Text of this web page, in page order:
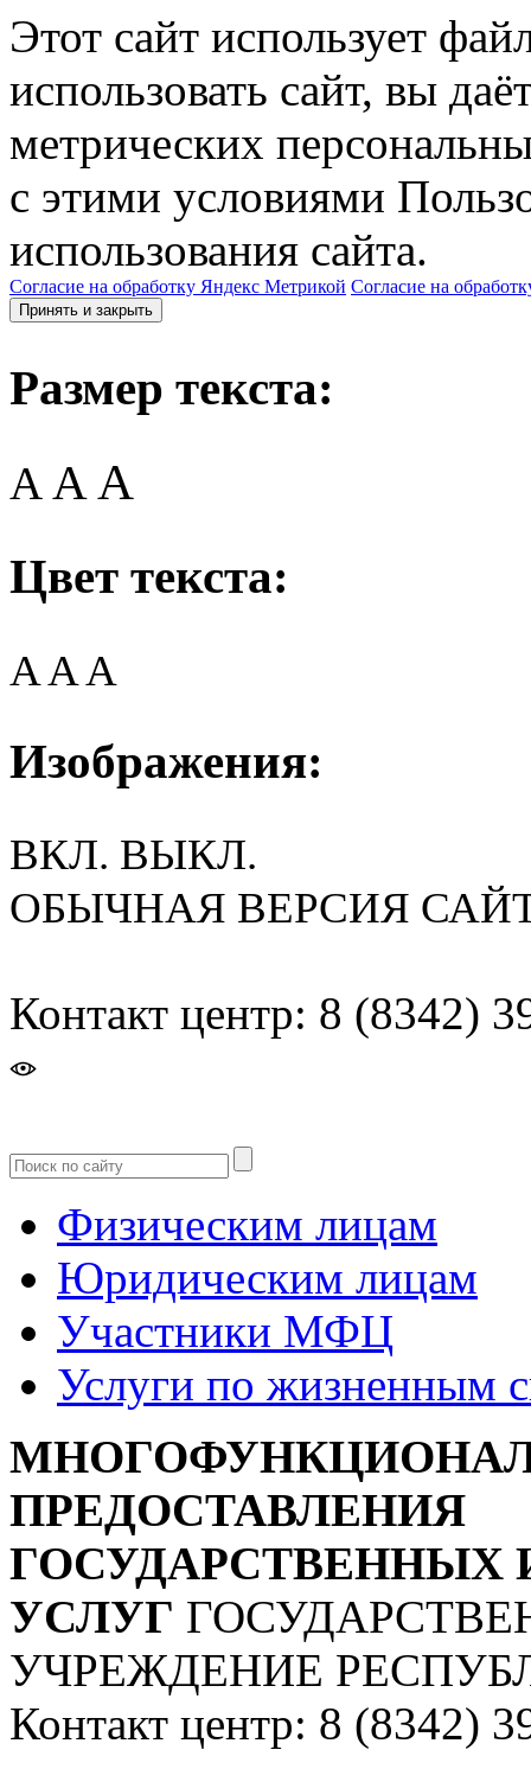
Этот сайт использует
использовать сайт, вы
метрических
с этими условиями
использования сайта.
Согласие на обработку Яндекс Метрикой Согласие на
Принять и закрыть
Размер текста:
A AA
Цвет текста:
AAA
Изображения:
ВКЛ. ВЫКЛ.
ОБЫЧНАЯ ВЕРСИЯ
Контакт центр: 8 (8342)
Физическим лицам
Юридическим лицам
Участники МФЦ
Услуги по жизненным
ПРЕДОСТАВЛЕНИЯ
УСЛУГ
УЧРЕЖДЕНИЕ
Контакт центр: 8 (8342)